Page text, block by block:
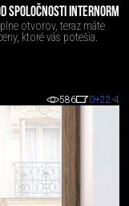
SPOLOČNOSTI INTERNORM
otvorov, teraz máte
ktoré vás potešia.
586 0+22-4